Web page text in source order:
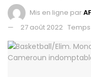
Mis en ligne par
27 août 2022